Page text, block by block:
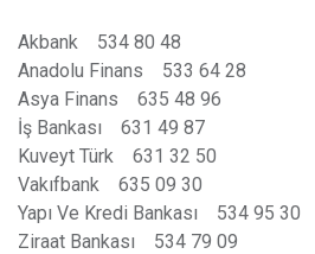
Akbank 534 80 48
Anadolu Finans 533 64 28
Asya Finans 635 48 96
İş Bankası 631 49 87
Kuveyt Türk 631 32 50
Vakıfbank 635 09 30
Yapı Ve Kredi Bankası 534 95 30
Ziraat Bankası 534 79 09